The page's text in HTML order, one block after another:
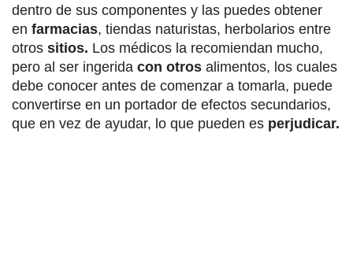
dentro de sus componentes y las puedes obtener
en farmacias, tiendas naturistas, herbolarios entre
otros sitios. Los médicos la recomiendan mucho,
pero al ser ingerida con otros alimentos, los cuales
debe conocer antes de comenzar a tomarla, puede
convertirse en un portador de efectos secundarios,
que en vez de ayudar, lo que pueden es perjudicar.